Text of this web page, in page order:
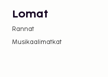
Lomat
Rannat
Musikaalimatkat